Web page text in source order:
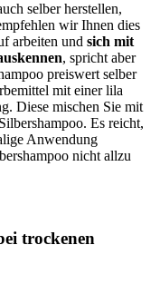
selber herstellen,
wir Ihnen dies
arbeiten und sich mit
, spricht aber
preiswert selber
mit einer lila
Diese mischen Sie mit
Es reicht,
Anwendung
nicht allzu
trockenen